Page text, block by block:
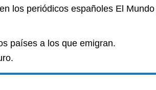
los periódicos españoles El
países a los que emigran.